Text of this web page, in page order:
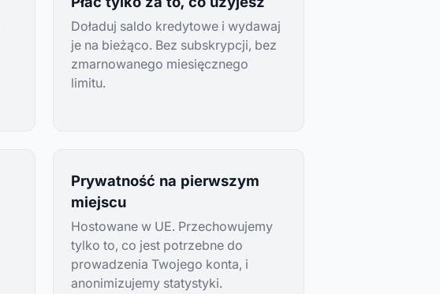
Doładuj saldo kredytowe i wydawaj
je na bieżąco. Bez subskrypcji, bez
zmarnowanego miesięcznego
limitu.
Prywatność na pierwszym
miejscu
Hostowane w UE. Przechowujemy
tylko to, co jest potrzebne do
prowadzenia Twojego konta, i
anonimizujemy statystyki.